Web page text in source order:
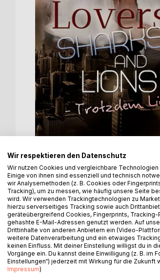
BESCHREIBUNG
Lauren ist entsetzt, als sie
Familie Valente hat. Um ihm zu
wenig begeistert, stellt Lauren
Dominic, der Neffe des Capo,
und Dominic entwickelt sich
er wird für immer aus Laurens
AUTOR/
Wir respektieren den Datenschutz
Wir nutzen Cookies und vergleichbare Technologien
Einige von ihnen sind essenziell und technisch
wir Analysemethoden (z. B. Cookies oder
Tracking), um zu messen, wie häufig unsere Seite
wird. Wir verwenden Trackingtechnologien zu
hierzu serverseitiges Tracking sowie auch
geräteübergreifend Cookies, Fingerprints, Tracking-
gehashte E-Mail-Adressen genutzt werden. Auf
Drittinhalte von anderen Anbietern ein (Video-
weitere Datenverarbeitung und ein etwaiges
keinen Einfluss. Mit deiner Einstellung willigst du in
Vorgänge ein. Du kannst deine Einwilligung (z. B. im
Einstellungen“) jederzeit mit Wirkung für die Zukunft
Impressum)